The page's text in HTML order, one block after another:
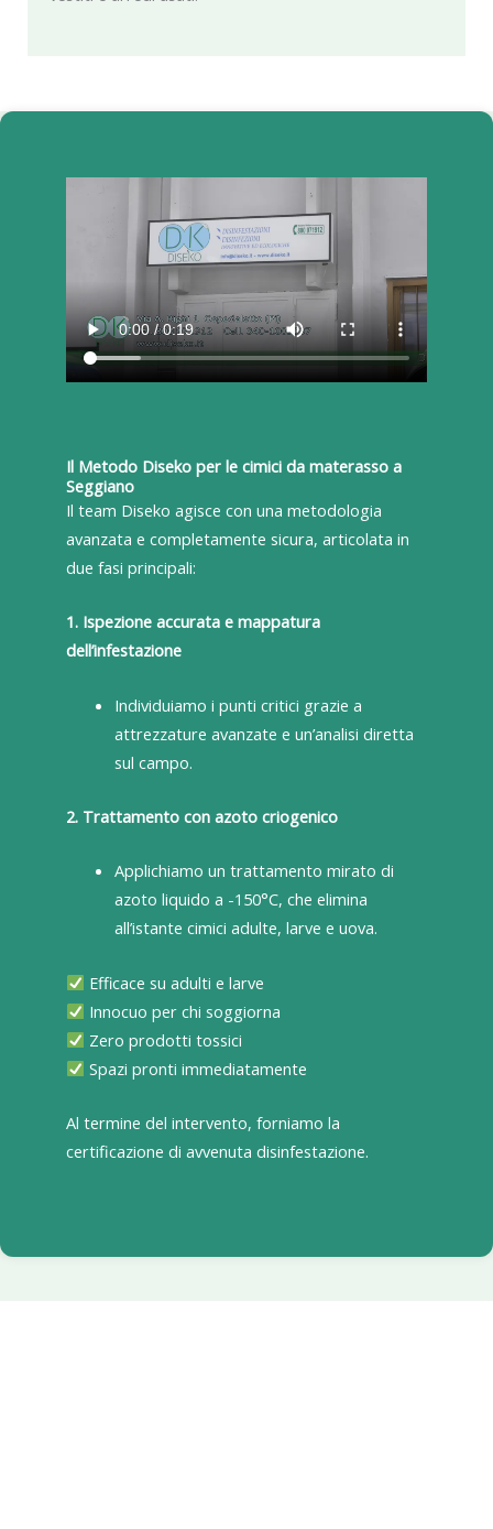
Il Metodo Diseko per le cimici da materasso a
Seggiano
Il team Diseko agisce con una metodologia
avanzata e completamente sicura, articolata in
due fasi principali:
1. Ispezione accurata e mappatura
dell’infestazione
Individuiamo i punti critici grazie a
attrezzature avanzate e un’analisi diretta
sul campo.
2. Trattamento con azoto criogenico
Applichiamo un trattamento mirato di
azoto liquido a -150°C, che elimina
all’istante cimici adulte, larve e uova.
Efficace su adulti e larve
Innocuo per chi soggiorna
Zero prodotti tossici
Spazi pronti immediatamente
Al termine del intervento, forniamo la
certificazione di avvenuta disinfestazione.